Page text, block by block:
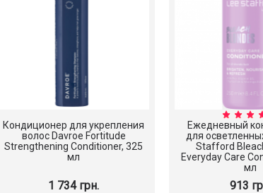
710 грн.
Кондиционер для укрепления
волос Davroe Fortitude
Strengthening Conditioner, 325
мл
1 734 грн.
Ежедневный
для
Stafford
Everyday Care
мл
913